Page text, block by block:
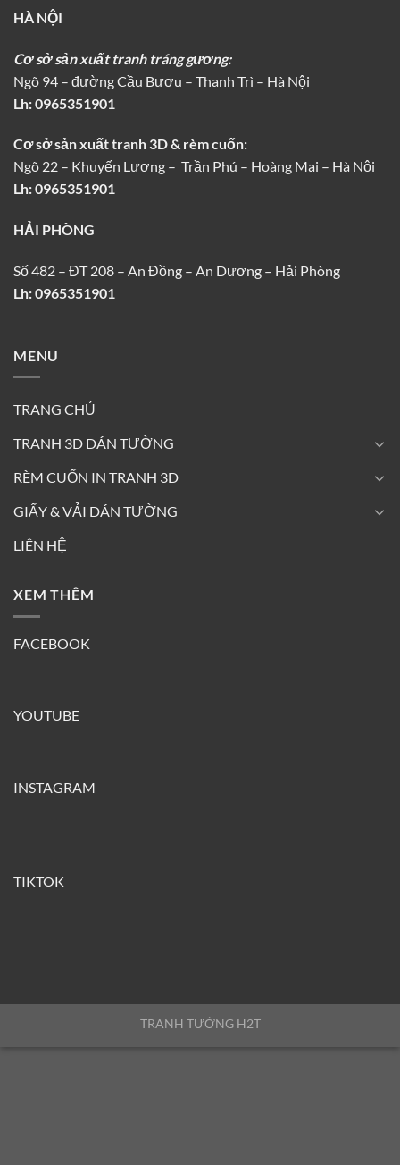
HÀ NỘI
Cơ sở sản xuất tranh tráng gương:
Ngõ 94 – đường Cầu Bươu – Thanh Trì – Hà Nội
Lh:0965351901
Cơ sở sản xuất tranh 3D & rèm cuốn:
Ngõ 22 – Khuyến Lương – Trần Phú – Hoàng Mai – Hà Nội
Lh: 0965351901
HẢI PHÒNG
Số 482 – ĐT 208 – An Đồng – An Dương – Hải Phòng
Lh: 0965351901
MENU
TRANG CHỦ
TRANH 3D DÁN TƯỜNG
RÈM CUỐN IN TRANH 3D
GIẤY & VẢI DÁN TƯỜNG
LIÊN HỆ
XEM THÊM
FACEBOOK
YOUTUBE
INSTAGRAM
TIKTOK
TRANH TƯỜNG H2T